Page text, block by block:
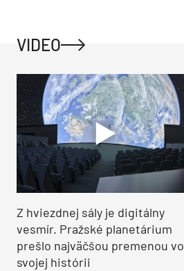
VIDEO
Z hviezdnej sály je digitálny
vesmír. Pražské planetárium
prešlo najväčšou premenou vo
svojej histórii